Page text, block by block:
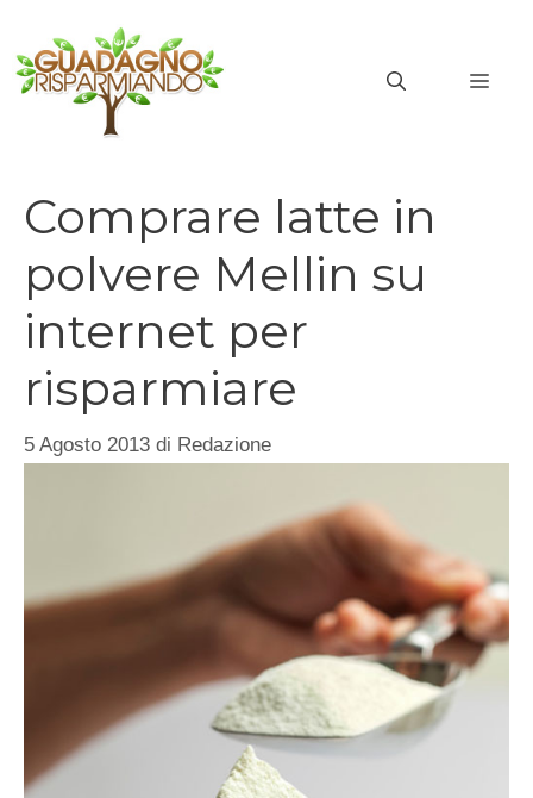
contenuto
Comprare latte in
polvere Mellin su
internet per
risparmiare
5 Agosto 2013 di Redazione